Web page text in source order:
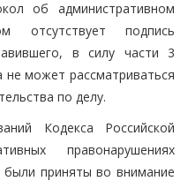
об административном
отсутствует подпись
в силу части 3
не может рассматриваться
по делу.
Кодекса Российской
правонарушениях
приняты во внимание